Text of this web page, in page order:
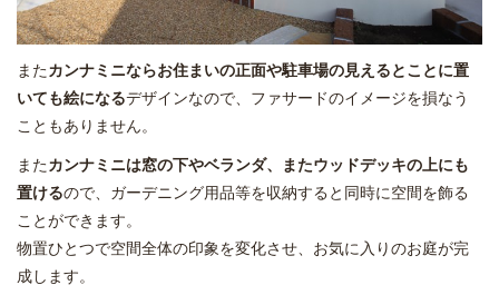
またカンナミニならお住まいの正面や駐車場の見えるとことに置
いても絵になるデザインなので、ファサードのイメージを損なう
こともありません。
またカンナミニは窓の下やベランダ、またウッドデッキの上にも
置けるので、ガーデニング用品等を収納すると同時に空間を飾る
ことができます。
物置ひとつで空間全体の印象を変化させ、お気に入りのお庭が完
成します。